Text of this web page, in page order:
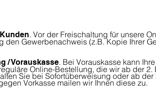
. Vor der Freischaltung für unsere
den Gewerbenachweis (z.B. Kopie Ihrer
/ Vorauskasse. Bei Vorauskasse kann
Online-Bestellung, die wir ab der
Sie bei Sofortüberweisung oder ab
Vorkasse mailen wir Ihnen diese zu.